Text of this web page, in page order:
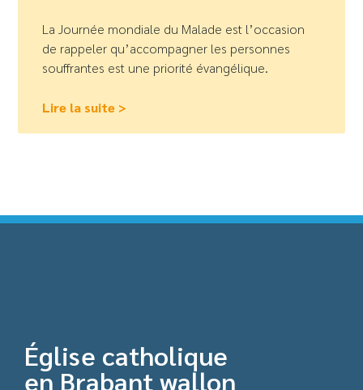
La Journée mondiale du Malade est l’occasion
de rappeler qu’accompagner les personnes
souffrantes est une priorité évangélique.
Lire la suite >
Église catholique
en Brabant wallon